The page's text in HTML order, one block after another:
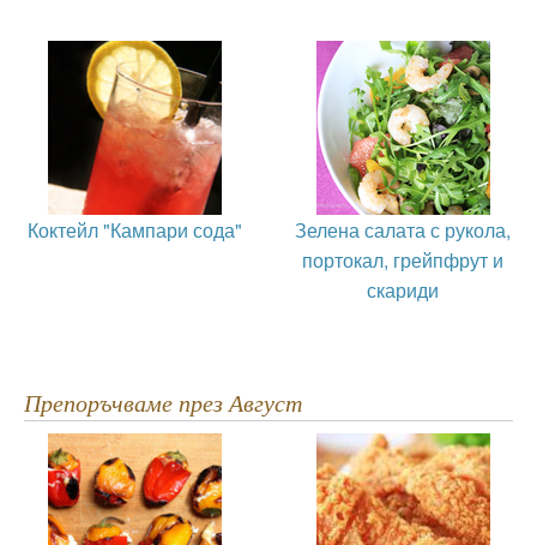
Коктейл "Кампари сода"
Зелена салата с рукола,
портокал, грейпфрут и
скариди
Препоръчваме през Август